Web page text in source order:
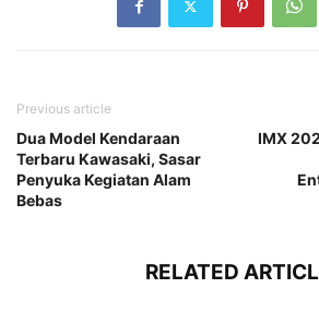
Previous article
Dua Model Kendaraan
Terbaru Kawasaki, Sasar
Penyuka Kegiatan Alam
Bebas
IMX
RELATED